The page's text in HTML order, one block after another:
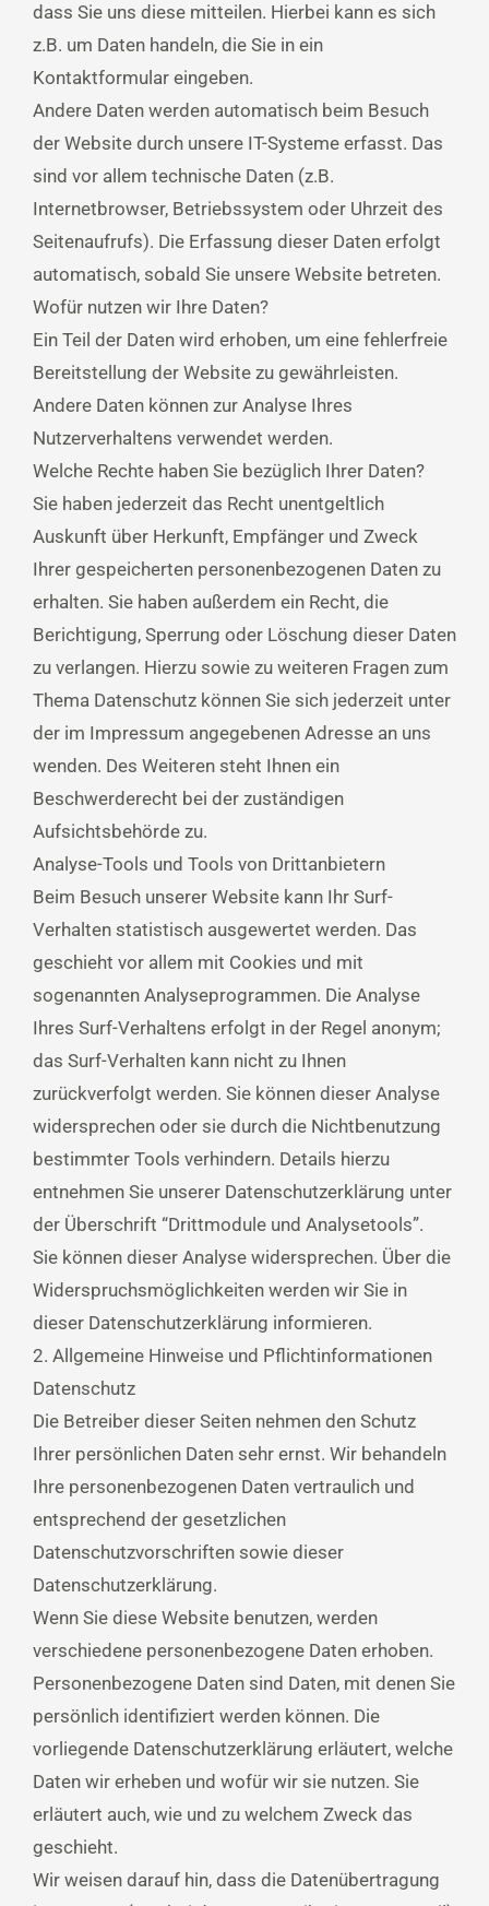
dass Sie uns diese mitteilen. Hierbei kann es sich
z.B. um Daten handeln, die Sie in ein
Kontaktformular eingeben.
Andere Daten werden automatisch beim Besuch
der Website durch unsere IT-Systeme erfasst. Das
sind vor allem technische Daten (z.B.
Internetbrowser, Betriebssystem oder Uhrzeit des
Seitenaufrufs). Die Erfassung dieser Daten erfolgt
automatisch, sobald Sie unsere Website betreten.
Wofür nutzen wir Ihre Daten?
Ein Teil der Daten wird erhoben, um eine fehlerfreie
Bereitstellung der Website zu gewährleisten.
Andere Daten können zur Analyse Ihres
Nutzerverhaltens verwendet werden.
Welche Rechte haben Sie bezüglich Ihrer Daten?
Sie haben jederzeit das Recht unentgeltlich
Auskunft über Herkunft, Empfänger und Zweck
Ihrer gespeicherten personenbezogenen Daten zu
erhalten. Sie haben außerdem ein Recht, die
Berichtigung, Sperrung oder Löschung dieser Daten
zu verlangen. Hierzu sowie zu weiteren Fragen zum
Thema Datenschutz können Sie sich jederzeit unter
der im Impressum angegebenen Adresse an uns
wenden. Des Weiteren steht Ihnen ein
Beschwerderecht bei der zuständigen
Aufsichtsbehörde zu.
Analyse-Tools und Tools von Drittanbietern
Beim Besuch unserer Website kann Ihr Surf-
Verhalten statistisch ausgewertet werden. Das
geschieht vor allem mit Cookies und mit
sogenannten Analyseprogrammen. Die Analyse
Ihres Surf-Verhaltens erfolgt in der Regel anonym;
das Surf-Verhalten kann nicht zu Ihnen
zurückverfolgt werden. Sie können dieser Analyse
widersprechen oder sie durch die Nichtbenutzung
bestimmter Tools verhindern. Details hierzu
entnehmen Sie unserer Datenschutzerklärung unter
der Überschrift “Drittmodule und Analysetools”.
Sie können dieser Analyse widersprechen. Über die
Widerspruchsmöglichkeiten werden wir Sie in
dieser Datenschutzerklärung informieren.
2. Allgemeine Hinweise und Pflichtinformationen
Datenschutz
Die Betreiber dieser Seiten nehmen den Schutz
Ihrer persönlichen Daten sehr ernst. Wir behandeln
Ihre personenbezogenen Daten vertraulich und
entsprechend der gesetzlichen
Datenschutzvorschriften sowie dieser
Datenschutzerklärung.
Wenn Sie diese Website benutzen, werden
verschiedene personenbezogene Daten erhoben.
Personenbezogene Daten sind Daten, mit denen Sie
persönlich identifiziert werden können. Die
vorliegende Datenschutzerklärung erläutert, welche
Daten wir erheben und wofür wir sie nutzen. Sie
erläutert auch, wie und zu welchem Zweck das
geschieht.
Wir weisen darauf hin, dass die Datenübertragung